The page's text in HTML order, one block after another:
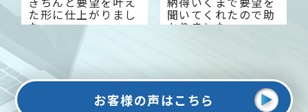
た形に仕上がりまし
た。
今では来客数も増え
大変満足していま
す。
聞いてくれたので助
かりました。
お客様の声はこちら